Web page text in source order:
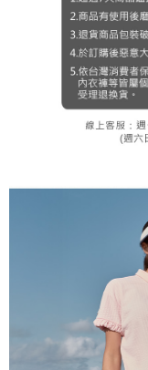
４．使用「AFTEE先享
時審查核予不同之上限
請求用戶進行身份認證。
５．嚴禁一人註冊多個
恩沛科技股份有限公司